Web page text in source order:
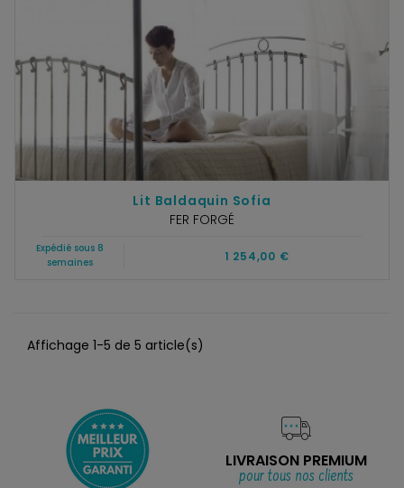
Lit Baldaquin Sofia
FER FORGÉ
Expédié sous 8
semaines
1 254,00 €
Affichage 1-5 de 5 article(s)
LIVRAISON PREMIUM
pour tous nos clients